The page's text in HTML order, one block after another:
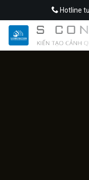
to
content
Hotline